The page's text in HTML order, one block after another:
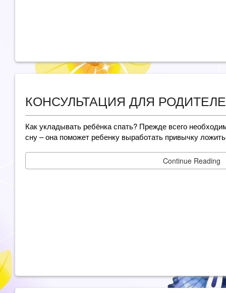
КОНСУЛЬТАЦИЯ ДЛЯ
Как укладывать ребёнка спать? Прежде всего
сну – она поможет ребенку выработать привычку
Continue Reading